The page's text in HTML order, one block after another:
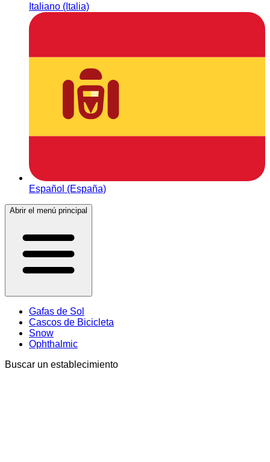
Italiano (Italia)
Español (España)
Abrir el menú principal
Gafas de Sol
Cascos de Bicicleta
Snow
Ophthalmic
Buscar un establecimiento